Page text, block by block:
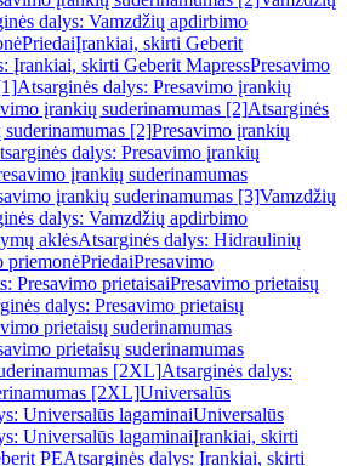
dalys: Vamzdžių apdirbimo
PriedaiĮrankiai, skirti Geberit
Įrankiai, skirti Geberit MapressPresavimo
Atsarginės dalys: Presavimo įrankių
įrankių suderinamumas [2]Atsarginės
[2]Presavimo įrankių
dalys: Presavimo įrankių
įrankių suderinamumas
įrankių suderinamumas [3]Vamzdžių
dalys: Vamzdžių apdirbimo
aklėsAtsarginės dalys: Hidraulinių
priemonėPriedaiPresavimo
Presavimo prietaisaiPresavimo prietaisų
dalys: Presavimo prietaisų
prietaisų suderinamumas
prietaisų suderinamumas
[2XL]Atsarginės dalys:
[2XL]Universalūs
Universalūs lagaminaiUniversalūs
Universalūs lagaminaiĮrankiai, skirti
PEAtsarginės dalys: Įrankiai, skirti